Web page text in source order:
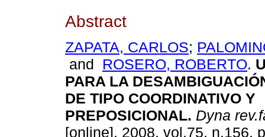
Abstract
ZAPATA, CARLOS;
and ROSERO, ROBERTO.
PARA LA
DE TIPO COORDINATIVO Y
PREPOSICIONAL. Dyna
[online]. 2008, vol.75, n.156,